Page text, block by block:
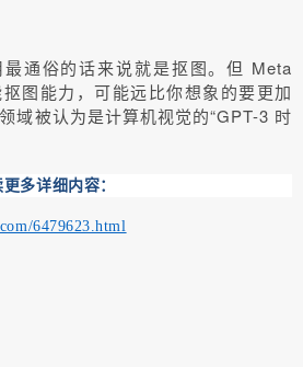
最通俗的话来说就是抠图。但 Meta
图能力，可能远比你想象的要更加
域被认为是计算机视觉的“GPT-3 时
多详细内容：
6479623.html